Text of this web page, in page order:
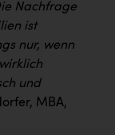
Nachfrage
ist
nur, wenn
und
MBA,